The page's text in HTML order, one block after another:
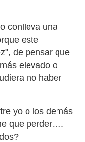
conlleva una
este
de pensar que
elevado o
no haber
yo o los demás
que perder….